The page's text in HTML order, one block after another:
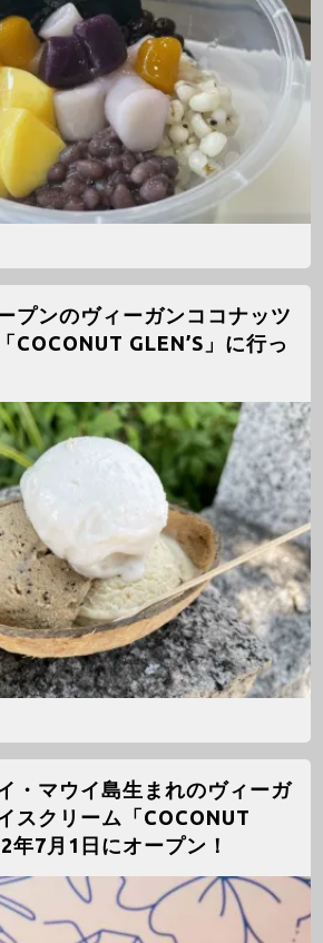
プンのヴィーガンココナッツ
COCONUT GLEN’S」に行っ
・マウイ島生まれのヴィーガ
スクリーム「COCONUT
年7月1日にオープン！